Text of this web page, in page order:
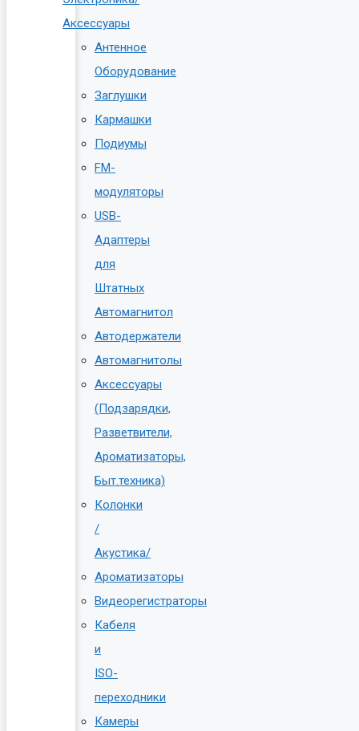
Аксессуары
Антенное
Оборудование
Заглушки
Кармашки
Подиумы
FM-
модуляторы
USB-
Адаптеры
для
Штатных
Автомагнитол
Автодержатели
Автомагнитолы
Аксессуары
(Подзарядки,
Разветвители,
Ароматизаторы,
Быт.техника)
Колонки
/
Акустика/
Ароматизаторы
Видеорегистраторы
Кабеля
и
ISO-
переходники
Камеры